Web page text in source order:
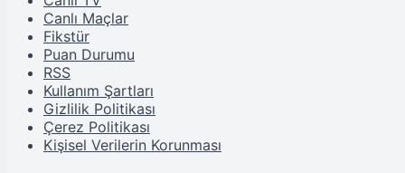
Canlı Maçlar
Fikstür
Puan Durumu
RSS
Kullanım Şartları
Gizlilik Politikası
Çerez Politikası
Kişisel Verilerin Korunması